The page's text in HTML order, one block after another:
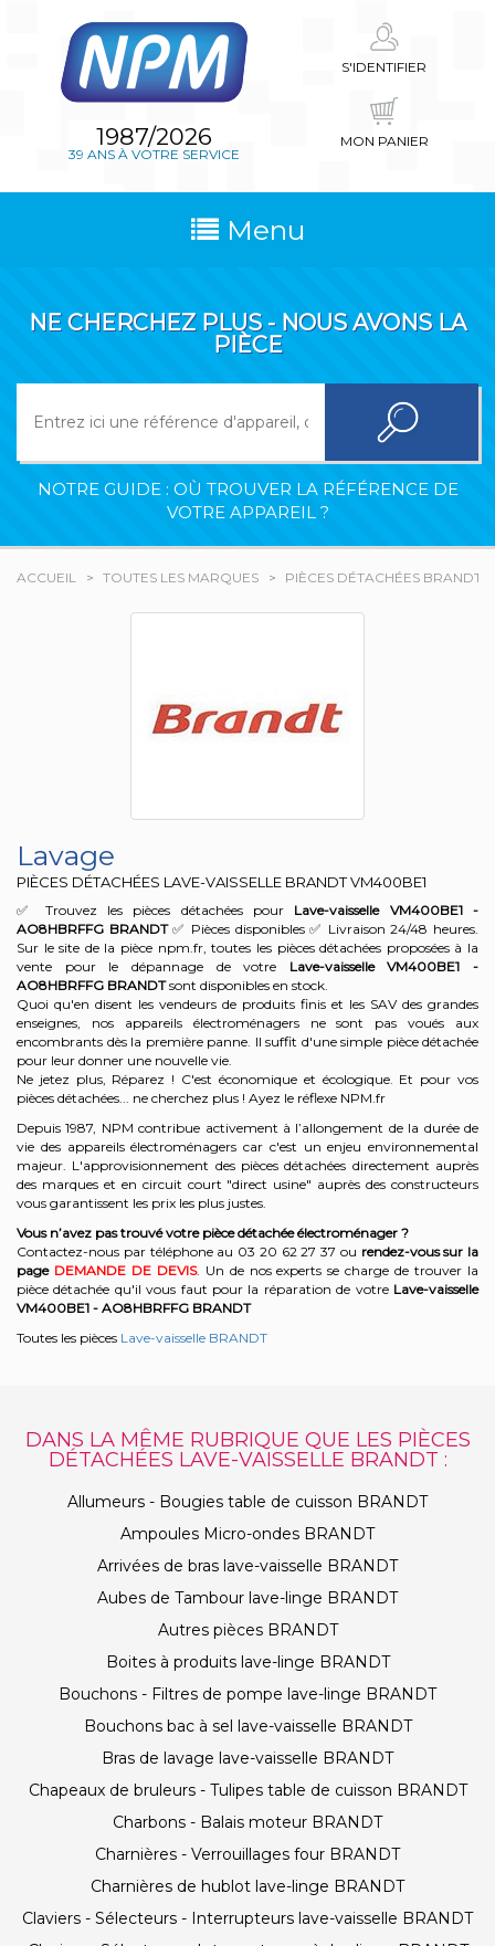
1987/2026
39 ANS À VOTRE SERVICE
S'IDENTIFIER
MON PANIER
Menu
NE CHERCHEZ PLUS - NOUS AVONS LA
PIÈCE
NOTRE GUIDE : OÙ TROUVER LA RÉFÉRENCE DE
VOTRE APPAREIL ?
ACCUEIL TOUTES LES MARQUES PIÈCES DÉTACHÉES BRANDT
Lavage
PIÈCES DÉTACHÉES LAVE-VAISSELLE BRANDTVM400BE1
✅ Trouvez les pièces détachées pour Lave-vaisselle VM400BE1 -
AO8HBRFFG BRANDT✅ Pièces disponibles ✅ Livraison 24/48 heures.
Sur le site de la pièce npm.fr, toutes les pièces détachées proposées à la
vente pour le dépannage de votre Lave-vaisselle VM400BE1 -
AO8HBRFFG BRANDTsont disponibles en stock.
Quoi qu'en disent les vendeurs de produits finis et les SAV des grandes
enseignes, nos appareils électroménagers ne sont pas voués aux
encombrants dès la première panne. Il suffit d'une simple pièce détachée
pour leur donner une nouvelle vie.
Ne jetez plus, Réparez ! C'est économique et écologique. Et pour vos
pièces détachées... ne cherchez plus ! Ayez le réflexe NPM.fr
Depuis 1987, NPM contribue activement à l’allongement de la durée de
vie des appareils électroménagers car c'est un enjeu environnemental
majeur. L'approvisionnement des pièces détachées directement auprès
des marques et en circuit court "direct usine" auprès des constructeurs
vous garantissent les prix les plus justes.
Vous n’avez pas trouvé votre pièce détachée électroménager ?
Contactez-nous par téléphone au 03 20 62 27 37 ou rendez-vous sur la
page DEMANDE DE DEVIS. Un de nos experts se charge de trouver la
pièce détachée qu'il vous faut pour la réparation de votre Lave-vaisselle
VM400BE1 - AO8HBRFFG BRANDT
Toutes les pièces Lave-vaisselle BRANDT
DANS LA MÊME RUBRIQUE QUE LES PIÈCES
DÉTACHÉES LAVE-VAISSELLE BRANDT :
Allumeurs - Bougies table de cuisson BRANDT
Ampoules Micro-ondes BRANDT
Arrivées de bras lave-vaisselle BRANDT
Aubes de Tambour lave-linge BRANDT
Autres pièces BRANDT
Boites à produits lave-linge BRANDT
Bouchons - Filtres de pompe lave-linge BRANDT
Bouchons bac à sel lave-vaisselle BRANDT
Bras de lavage lave-vaisselle BRANDT
Chapeaux de bruleurs - Tulipes table de cuisson BRANDT
Charbons - Balais moteur BRANDT
Charnières - Verrouillages four BRANDT
Charnières de hublot lave-linge BRANDT
Claviers - Sélecteurs - Interrupteurs lave-vaisselle BRANDT